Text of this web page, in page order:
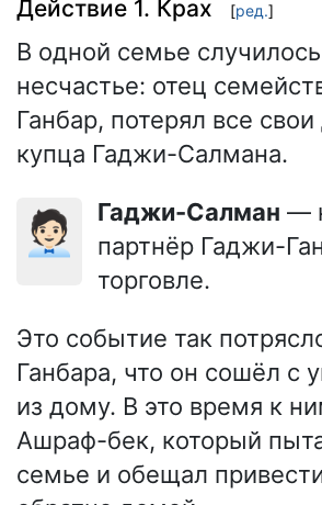
Действие 1. Крах [ред.]
В одной семье
несчастье: отец
Ганбар, потерял все
купца Гаджи-Салмана.
🧑🏻‍💼 Гаджи-Салман —
партнёр Гаджи-
торговле.
Это событие так
Ганбара, что он сошёл с
из дому. В это время к
Ашраф-бек, который
семье и обещал